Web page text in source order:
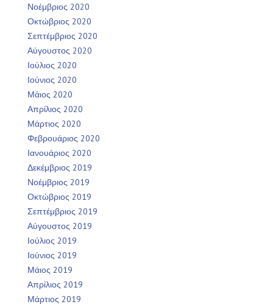
Νοέμβριος 2020
Οκτώβριος 2020
Σεπτέμβριος 2020
Αύγουστος 2020
Ιούλιος 2020
Ιούνιος 2020
Μάιος 2020
Απρίλιος 2020
Μάρτιος 2020
Φεβρουάριος 2020
Ιανουάριος 2020
Δεκέμβριος 2019
Νοέμβριος 2019
Οκτώβριος 2019
Σεπτέμβριος 2019
Αύγουστος 2019
Ιούλιος 2019
Ιούνιος 2019
Μάιος 2019
Απρίλιος 2019
Μάρτιος 2019